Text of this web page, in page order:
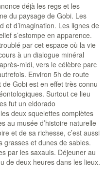
déjà les regs et les
du paysage de Gobi. Les
et d’imagination. Les lignes de
s’estompe en apparence.
par cet espace où la vie
à un dialogue minéral
midi, vers le célèbre parc
Environ 5h de route
Gobi est en effet très connu
Surtout ce lieu
fut un eldorado
deux squelettes complètes
au musée d’histoire naturelle
et de sa richesse, c’est aussi
grasses et dunes de sables.
par les saxauls. Déjeuner au
de deux heures dans les lieux.